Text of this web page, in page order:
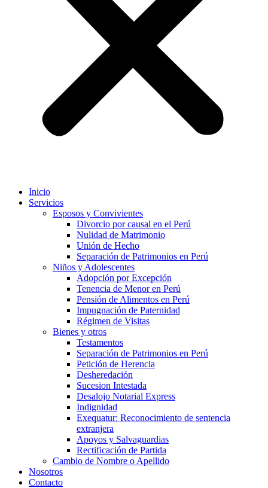
Inicio
Servicios
Esposos y Convivientes
Divorcio por causal en el Perú
Nulidad de Matrimonio
Unión de Hecho
Separación de Patrimonios en Perú
Niños y Adolescentes
Adopción por Excepción
Tenencia de Menor en Perú
Pensión de Alimentos en Perú
Impugnación de Paternidad
Régimen de Visitas
Bienes y otros
Testamentos
Separación de Patrimonios en Perú
Petición de Herencia
Desheredación
Sucesion Intestada
Desalojo Notarial Express
Indignidad
Exequatur: Reconocimiento de sentencia
extranjera
Apoyos y Salvaguardias
Rectificación de Partida
Cambio de Nombre o Apellido
Nosotros
Contacto